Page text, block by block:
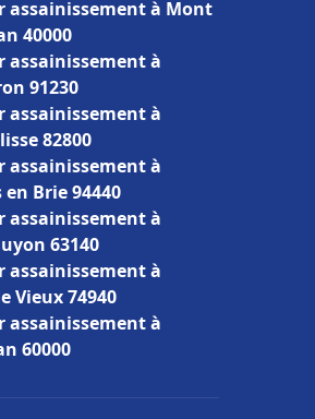
assainissement à Mont
40000
assainissement à
91230
assainissement à
82800
assainissement à
Brie 94440
assainissement à
63140
assainissement à
Vieux 74940
assainissement à
60000